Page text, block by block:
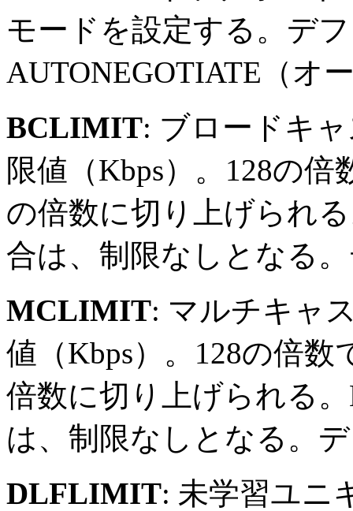
モードを設定する。デ
AUTONEGOTIATE（オ
BCLIMIT: ブロードキ
限値（Kbps）。128の
の倍数に切り上げられ
合は、制限なしとなる
MCLIMIT: マルチキャ
値（Kbps）。128の倍
倍数に切り上げられる
は、制限なしとなる。
DLFLIMIT: 未学習ユニ